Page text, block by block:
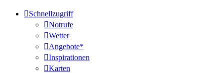
Schnellzugriff
Notrufe
Wetter
Angebote*
Inspirationen
Karten